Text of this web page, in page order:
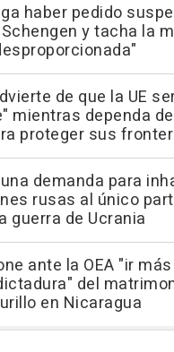
haber pedido
y tacha la
de que la UE
mientras dependa
proteger sus
demanda para
rusas al único
guerra de Ucrania
ante la OEA "ir
del
en Nicaragua